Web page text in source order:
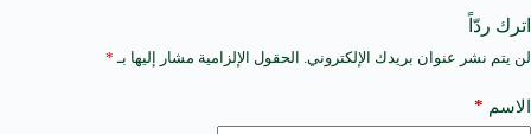
اترك ردّاً
لن يتم نشر عنوان بريدك الإلكتروني. الحقول الإلزامية مشار إليها بـ *
الاسم *
A
t
e